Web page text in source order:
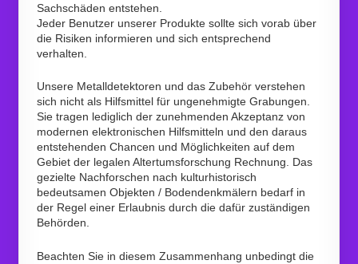
Sachschäden entstehen.
Jeder Benutzer unserer Produkte sollte sich vorab über
die Risiken informieren und sich entsprechend
verhalten.
Unsere Metalldetektoren und das Zubehör verstehen
sich nicht als Hilfsmittel für ungenehmigte Grabungen.
Sie tragen lediglich der zunehmenden Akzeptanz von
modernen elektronischen Hilfsmitteln und den daraus
entstehenden Chancen und Möglichkeiten auf dem
Gebiet der legalen Altertumsforschung Rechnung. Das
gezielte Nachforschen nach kulturhistorisch
bedeutsamen Objekten / Bodendenkmälern bedarf in
der Regel einer Erlaubnis durch die dafür zuständigen
Behörden.
Beachten Sie in diesem Zusammenhang unbedingt die